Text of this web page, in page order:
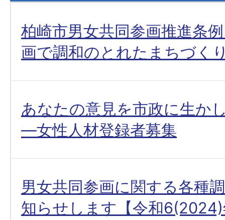
柏崎市男女共同参画推進条
画で調和のとれたまちづく
あなたの意見を市政に生か
―女性人材登録者募集
男女共同参画に関する各種
知らせします【令和